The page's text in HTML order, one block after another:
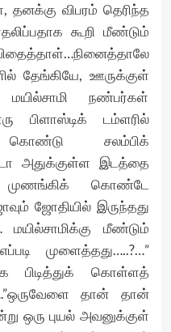
விபரம் தெரிந்த
கூறி மீண்டும்
தேங்கியே, ஊருக்குள்
நண்பர்கள்
பிளாஸ்டிக் டம்ளரில்
சலம்பிக்
அதுக்குள்ள இடத்தை
முணங்கிக் கொண்டே
ஜோதியில் இருந்தது
மீண்டும்
முளைத்தது…..?…”
பிடித்துக் கொள்ளத்
தான் தான்
ஒரு புயல் அவனுக்குள்